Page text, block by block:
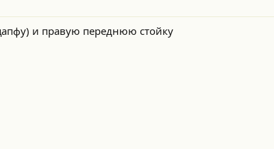
и правую переднюю стойку